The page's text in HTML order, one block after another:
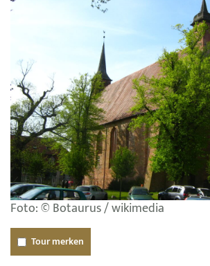
Foto: © Botaurus / wikimedia
Tour merken